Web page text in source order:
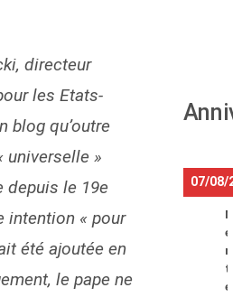
directeur
les Etats-
blog qu’outre
universelle »
depuis le 19e
intention « pour
été ajoutée en
le pape ne
07/08/
M
e
r
t
e